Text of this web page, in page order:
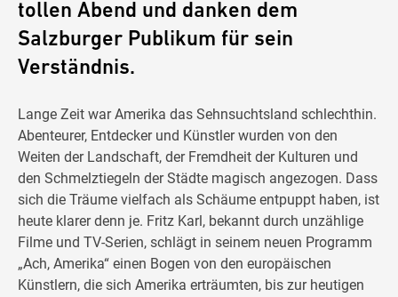
tollen Abend und danken dem
Salzburger Publikum für sein
Verständnis.
Lange Zeit war Amerika das Sehnsuchtsland schlechthin.
Abenteurer, Entdecker und Künstler wurden von den
Weiten der Landschaft, der Fremdheit der Kulturen und
den Schmelztiegeln der Städte magisch angezogen. Dass
sich die Träume vielfach als Schäume entpuppt haben, ist
heute klarer denn je. Fritz Karl, bekannt durch unzählige
Filme und TV-Serien, schlägt in seinem neuen Programm
„Ach, Amerika“ einen Bogen von den europäischen
Künstlern, die sich Amerika erträumten, bis zur heutigen